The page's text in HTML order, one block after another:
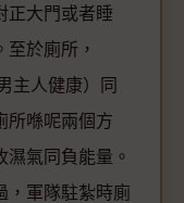
正大門或者睡
於廁所，
主人健康）同
所喺呢兩個方
濕氣同負能量。
，軍隊駐紮時廁